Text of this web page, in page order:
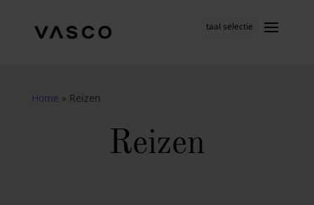
taal selectie
Home » Reizen
Reizen